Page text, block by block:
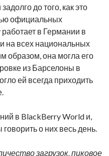
до того, как это
официальных
в Германии в
на всех национальных
образом, она могла его
из Барселоны в
ей всегда приходить
в BlackBerry World и,
о них весь день.
загрузок, пиковое